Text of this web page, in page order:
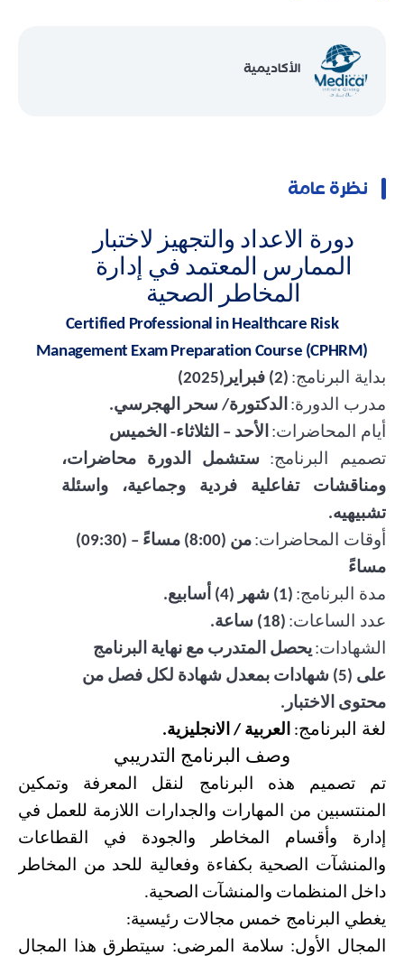
الأكاديمية
نظرة عامة
دورة الاعداد والتجهيز لاختبار
الممارس المعتمد في إدارة
المخاطر الصحية
Certified Professional in Healthcare Risk
Management Exam Preparation Course (CPHRM)
بداية البرنامج: (
2) فبراير(2025)
مدرب الدورة: الدكتورة/ سحر الهجرسي.
أيام المحاضرات: الأحد – الثلاثاء- الخميس
تصميم البرنامج:
ستشمل الدورة محاضرات،
ومناقشات تفاعلية فردية وجماعية، واسئلة
تشبيهيه.
أوقات المحاضرات:
من (8:00) مساءً – (09:30)
مساءً
مدة البرنامج: (1) شهر (4) أسابيع.
عدد الساعات: (18) ساعة.
الشهادات: يحصل المتدرب مع نهاية البرنامج
على (5) شهادات بمعدل شهادة لكل فصل من
محتوى الاختبار.
لغة البرنامج: العربية / الانجليزية.
وصف البرنامج التدريبي
تم تصميم هذه البرنامج لنقل المعرفة وتمكين
المنتسبين من المهارات والجدارات اللازمة للعمل في
إدارة وأقسام المخاطر والجودة في القطاعات
والمنشآت الصحية بكفاءة وفعالية للحد من المخاطر
داخل المنظمات والمنشآت الصحية.
يغطي البرنامج خمس مجالات رئيسية:
المجال الأول: سلامة المرضى: سيتطرق هذا المجال